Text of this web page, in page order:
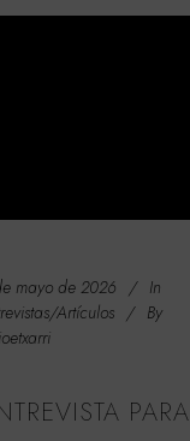
mayo de 2026
In
Artículos
By
PARA